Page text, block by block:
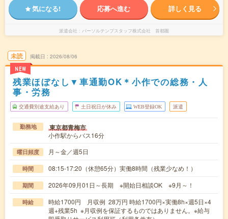
気になる! 応募へ進む 詳しく見る
派遣会社 パーソルテンプスタッフ株式会社 首都圏
未読
NEW
掲載日 2026/08/06
残業ほぼなし▼車通勤OK＊小作での総務・人
事・労務
交通費別途支給あり 土日祝日が休み WEB登録OK 派遣
勤務地 東京都青梅市
小作駅からバス16分
曜日頻度 月～金／週5日
時間 08:15-17:20（休憩65分）実働8時間（残業少なめ！）
期間 2026年09月01日～長期 ※開始日相談OK ※9月～！
時給
時給1700円 月収例 28万円 時給1700円×実働8h×週5日×4
週+残業5h ※月収例を保証するものではありません。※給与